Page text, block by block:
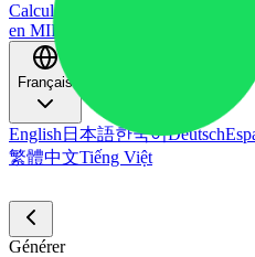
Calculateur de BPM
en MIDI
Français
English 日本語한국어Deutsch
繁體中文Tiếng Việt
Générer